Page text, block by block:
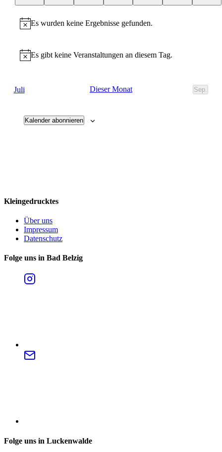
Hinweis
Es wurden keine Ergebnisse gefunden.
Hinweis
Es gibt keine Veranstaltungen an diesem Tag.
Juli Dieser Monat Sep.
Kalender abonnieren
Kleingedrucktes
Über uns
Impressum
Datenschutz
Folge uns in Bad Belzig
Folge uns in Luckenwalde